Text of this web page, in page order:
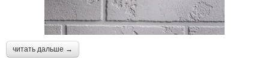
читать дальше →